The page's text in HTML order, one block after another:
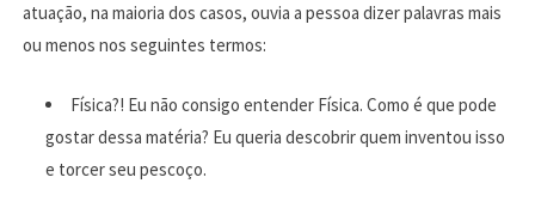
atuação, na maioria dos casos, ouvia a pessoa dizer palavras mais
ou menos nos seguintes termos:
Física?! Eu não consigo entender Física. Como é que pode
gostar dessa matéria? Eu queria descobrir quem inventou isso
e torcer seu pescoço.